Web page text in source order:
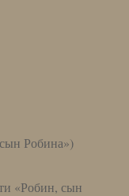
Робина»)
«Робин, сын